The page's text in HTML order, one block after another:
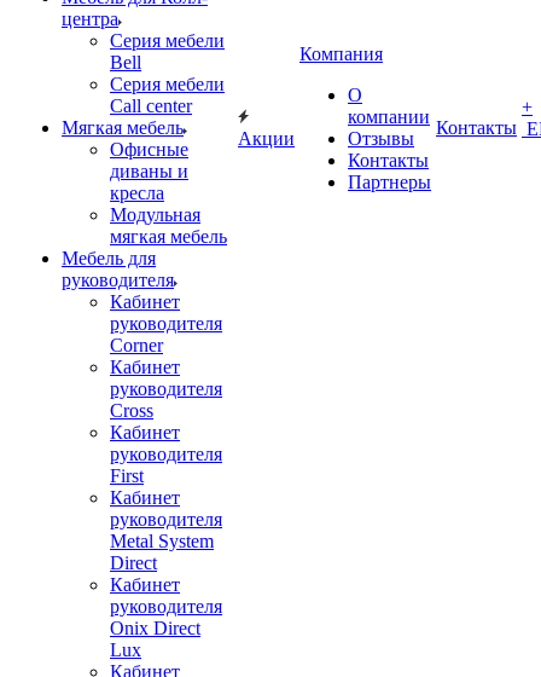
центра
Серия мебели
Bell
Серия мебели
Call center
Мягкая мебель
Офисные
диваны и
кресла
Модульная
мягкая мебель
Мебель для
руководителя
Кабинет
руководителя
Corner
Кабинет
руководителя
Cross
Кабинет
руководителя
First
Кабинет
руководителя
Metal System
Direct
Кабинет
руководителя
Onix Direct
Lux
Кабинет
Акции
Компания
О
компании
Отзывы
Контакты
Партнеры
Контакты
+